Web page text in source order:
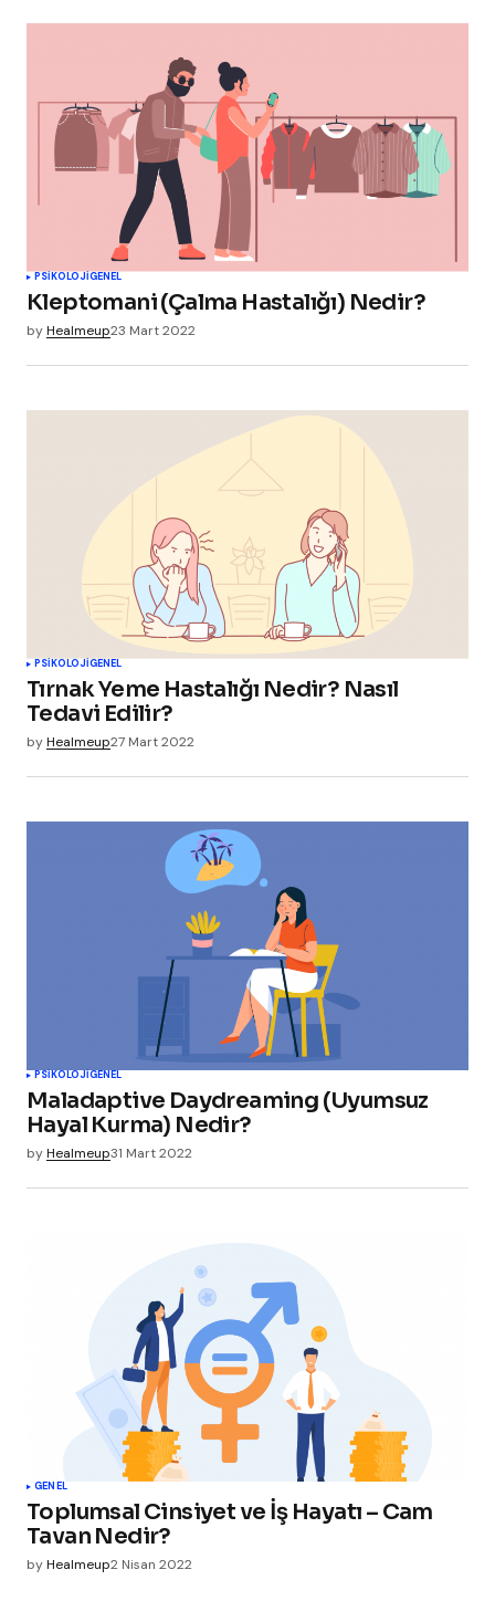
PSIKOLOJIGENEL
Kleptomani (Çalma Hastalığı) Nedir?
byHealmeup23 Mart 2022
PSIKOLOJIGENEL
Tırnak Yeme Hastalığı Nedir? Nasıl
Tedavi Edilir?
byHealmeup27 Mart 2022
PSIKOLOJIGENEL
Maladaptive Daydreaming (Uyumsuz
Hayal Kurma) Nedir?
byHealmeup31 Mart 2022
GENEL
Toplumsal Cinsiyet ve İş Hayatı – Cam
Tavan Nedir?
byHealmeup2 Nisan 2022